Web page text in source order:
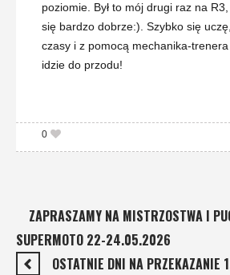
poziomie. Był to mój drugi raz na
się bardzo dobrze:). Szybko się
czasy i z pomocą mechanika-
idzie do przodu!
0
ZAPRASZAMY NA MISTRZOSTWA I
SUPERMOTO 22-24.05.2026
OSTATNIE DNI NA PRZEKAZANIE